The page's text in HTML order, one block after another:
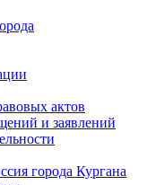
актов
и заявлений
города Кургана